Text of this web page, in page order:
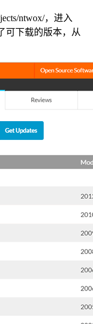
ntwox/，进入
可下载的版本，从